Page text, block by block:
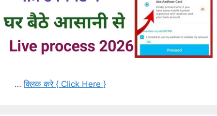
…क्लिक करे { Click Here }